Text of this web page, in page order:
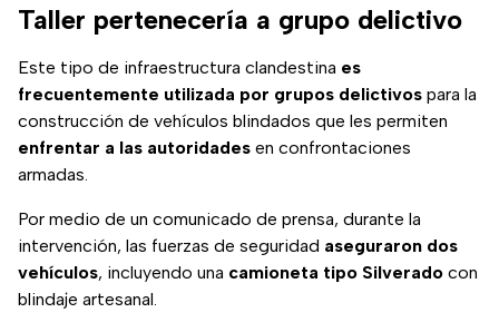
Taller pertenecería a grupo delictivo
Este tipo de infraestructura clandestina es
frecuentemente utilizada por grupos delictivos para la
construcción de vehículos blindados que les permiten
enfrentar a las autoridades en confrontaciones
armadas.
Por medio de un comunicado de prensa, durante la
intervención, las fuerzas de seguridad aseguraron dos
vehículos, incluyendo una camioneta tipo Silverado con
blindaje artesanal.